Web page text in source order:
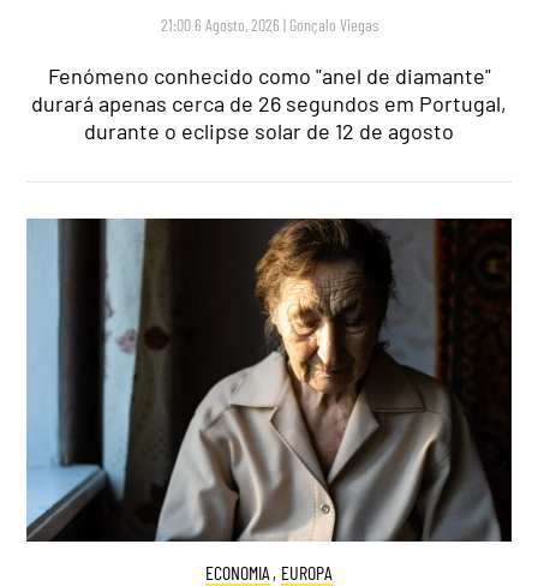
21:00 6 Agosto, 2026 | Gonçalo Viegas
Fenómeno conhecido como "anel de diamante"
durará apenas cerca de 26 segundos em Portugal,
durante o eclipse solar de 12 de agosto
ECONOMIA , EUROPA